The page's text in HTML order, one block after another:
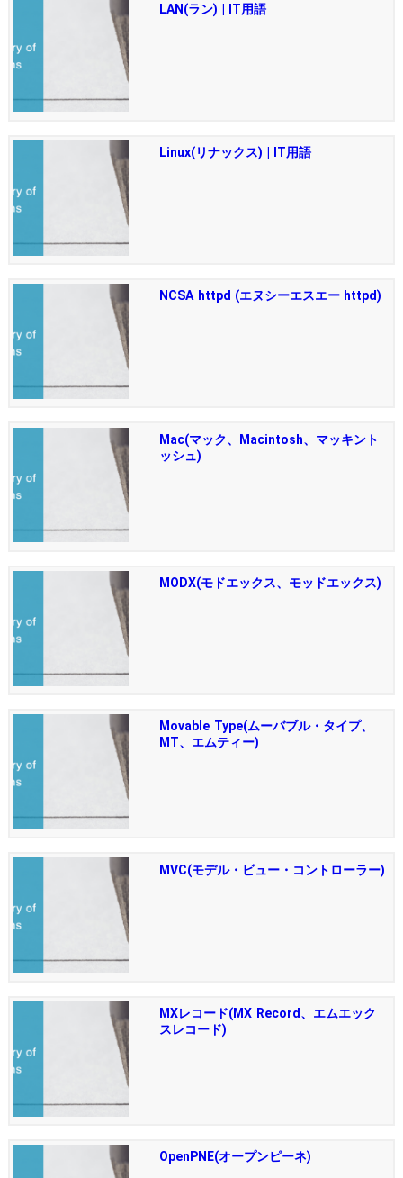
LAN(ラン) | IT用語
Linux(リナックス) | IT用語
NCSA httpd (エヌシーエスエー httpd)
Mac(マック、Macintosh、マッキント
ッシュ)
MODX(モドエックス、モッドエックス)
Movable Type(ムーバブル・タイプ、
MT、エムティー)
MVC(モデル・ビュー・コントローラー)
MXレコード(MX Record、エムエック
スレコード)
OpenPNE(オープンピーネ)